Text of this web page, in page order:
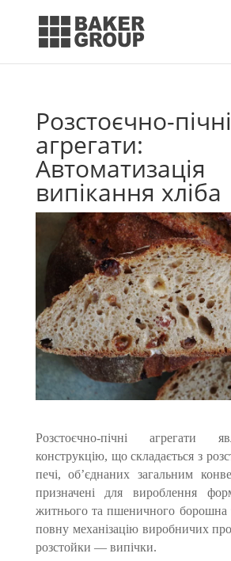
Розстоєчно-пічні
агрегати:
Автоматизація
випікання хліба
Розстоєчно-пічні агрегати
конструкцію, що складається з
печі, об’єднаних загальним
призначені для вироблення
житнього та пшеничного борошна
повну механізацію виробничих
розстойки — випічки.